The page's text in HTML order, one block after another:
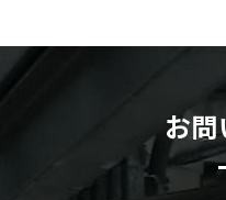
お